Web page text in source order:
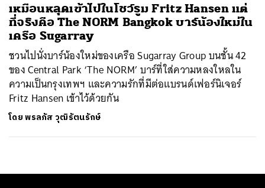
เหมือนหลุดเข้าไปในโชว์รูม Fritz Hansen แต่
ที่จริงคือ The NORM Bangkok บาร์น้องใหม่ใน
เครือ Sugarray
ชวนไปนั่งบาร์น้องใหม่ของเครือ Sugarray Group บนชั้น 42
ของ Central Park ‘The NORM’ บาร์ที่ใส่ความหลงใหลใน
ความเป็นกรุงเทพฯ และความรักที่มีต่อแบรนด์เฟอร์นิเจอร์
Fritz Hansen เข้าไว้ด้วยกัน
โดยพรลภัส วุฒิรัตนรักษ์